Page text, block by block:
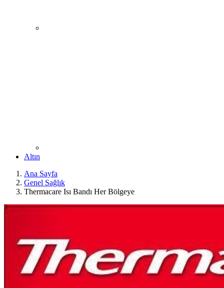
Altın
Ana Sayfa
Genel Sağlık
Thermacare Isı Bandı Her Bölgeye